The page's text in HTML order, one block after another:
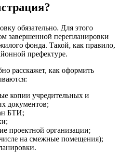
обязательно. Для этого
завершенной перепланировки
фонда. Такой, как правило,
префектуре.
расскажет, как оформить
копии учредительных и
документов;
БТИ;
проектной организации;
на смежные помещения);